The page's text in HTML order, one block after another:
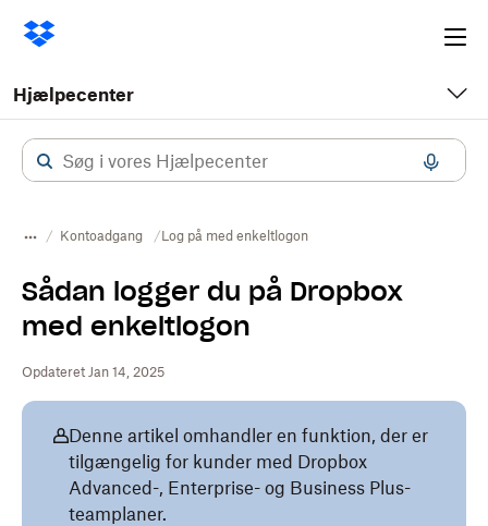
Hjælpecenter
Kontoadgang Log på med enkeltlogon
Sådan logger du på Dropbox
med enkeltlogon
Opdateret Jan 14, 2025
Denne artikel omhandler en funktion, der er
tilgængelig for kunder med Dropbox
Advanced-, Enterprise- og Business Plus-
teamplaner.